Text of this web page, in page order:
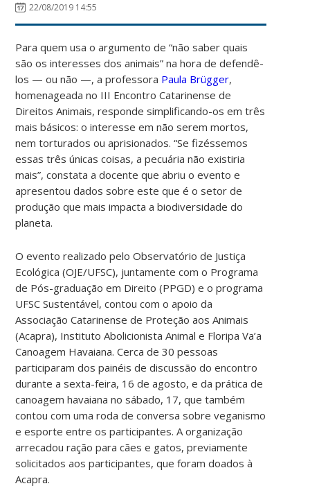
22/08/2019 14:55
Para quem usa o argumento de “não saber quais
são os interesses dos animais” na hora de defendê-
los —ou não —, a professora Paula Brügger,
homenageada no III Encontro Catarinense de
Direitos Animais, responde simplificando-os em três
mais básicos: o interesse em não serem mortos,
nem torturados ou aprisionados. “Se fizéssemos
essas três únicas coisas, a pecuária não existiria
mais”, constata a docente que abriu o evento e
apresentou dados sobre este que é o setor de
produção que mais impacta a biodiversidade do
planeta.
O evento realizado pelo Observatório de Justiça
Ecológica (OJE/UFSC), juntamente com o Programa
de Pós-graduação em Direito(PPGD) e o programa
UFSC Sustentável, contou com o apoio da
Associação Catarinense de Proteção aos Animais
(Acapra), Instituto Abolicionista Animal e Floripa Va’a
Canoagem Havaiana. Cerca de30pessoas
participaram dos painéis de discussão do encontro
durante a sexta-feira, 16 de agosto, e da prática de
canoagem havaiana no sábado, 17, que também
contou com uma roda de conversa sobre veganismo
e esporte entre os participantes. A organização
arrecadou ração para cães e gatos, previamente
solicitados aos participantes, que foram doados à
Acapra.